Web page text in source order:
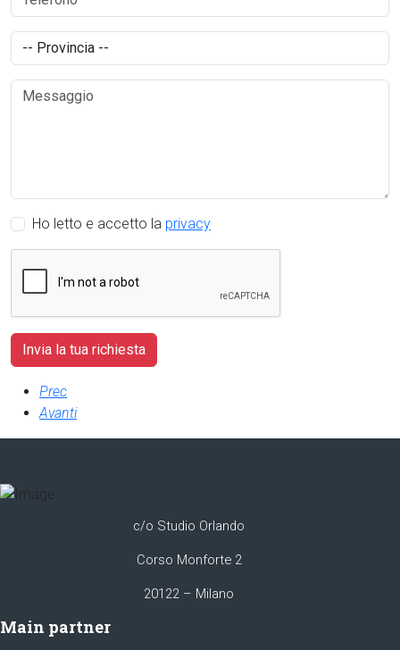
Ho letto e accetto la privacy
Prec
Avanti
c/o Studio Orlando
Corso Monforte 2
20122 – Milano
Main partner